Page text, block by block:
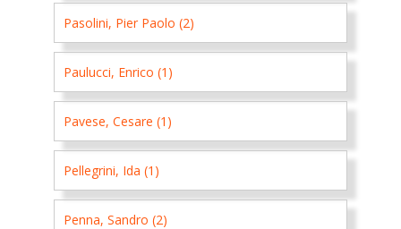
Pasolini, Pier Paolo (2)
Paulucci, Enrico (1)
Pavese, Cesare (1)
Pellegrini, Ida (1)
Penna, Sandro (2)